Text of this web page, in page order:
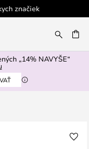
značiek
„14% NAVYŠE“